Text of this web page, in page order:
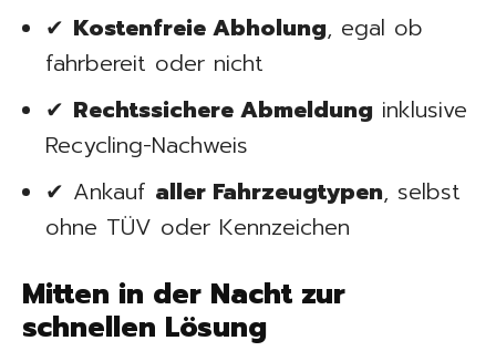
✔ Kostenfreie Abholung, egal ob
fahrbereit oder nicht
✔ Rechtssichere Abmeldung inklusive
Recycling-Nachweis
✔ Ankauf aller Fahrzeugtypen, selbst
ohne TÜV oder Kennzeichen
Mitten in der Nacht zur
schnellen Lösung